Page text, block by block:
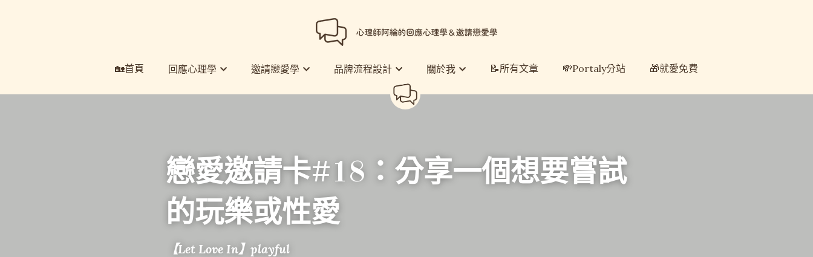
🏡首頁 回應心理學 邀請戀愛學 品牌流程設計 關於我 📝所有文章 💸Portaly分站 🎁就愛免費
🏡首頁 回應心理學 邀請戀愛學 品牌流程設計 關於我 📝所有文章 💸Portaly分站 🎁就愛免費
戀愛邀請卡#18 ： 分享一個想要嘗試
的玩樂或性愛
【Let Love In】playful